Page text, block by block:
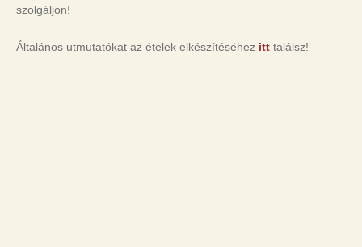
szolgáljon!
Általános utmutatókat az ételek elkészítéséhez itt találsz!